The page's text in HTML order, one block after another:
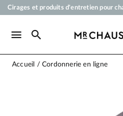
Cirages et produits d'entretien pour
Paiement en 3x 4x par
Accueil Cordonnerie en ligne